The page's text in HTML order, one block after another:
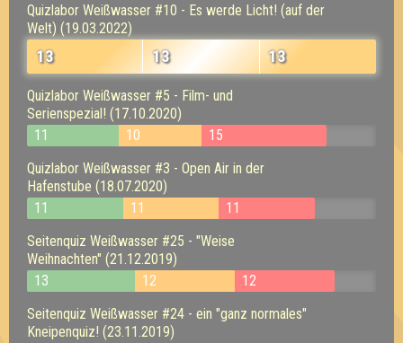
Quizlabor Weißwasser #10 - Es werde Licht! (auf der
Welt) (19.03.2022)
13 13 13
Quizlabor Weißwasser #5 - Film- und
Serienspezial! (17.10.2020)
11
10
15
Quizlabor Weißwasser #3 - Open Air in der
Hafenstube (18.07.2020)
11
11
11
Seitenquiz Weißwasser #25 - "Weise
Weihnachten" (21.12.2019)
13
12
12
Seitenquiz Weißwasser #24 - ein "ganz normales"
Kneipenquiz! (23.11.2019)